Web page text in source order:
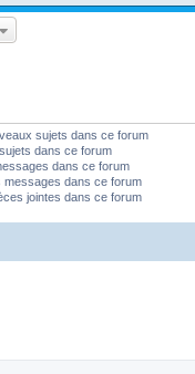
sujets dans ce forum
dans ce forum
dans ce forum
messages dans ce forum
jointes dans ce forum